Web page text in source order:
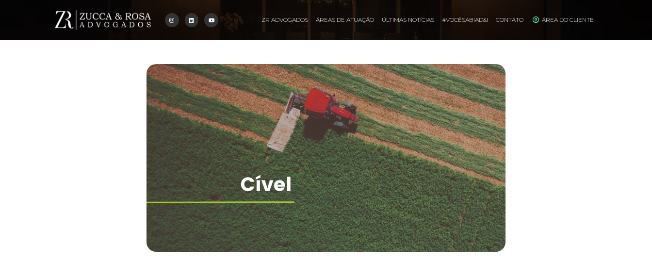
ZR ADVOGADOS ÁREAS DE ATUAÇÃO ÚLTIMAS NOTÍCIAS​ #VOCÊSABIAD&I CONTATO ÁREA DO CLIENTE